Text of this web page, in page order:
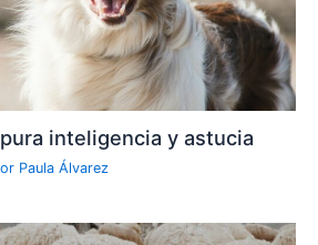
inteligencia y astucia
Paula Álvarez